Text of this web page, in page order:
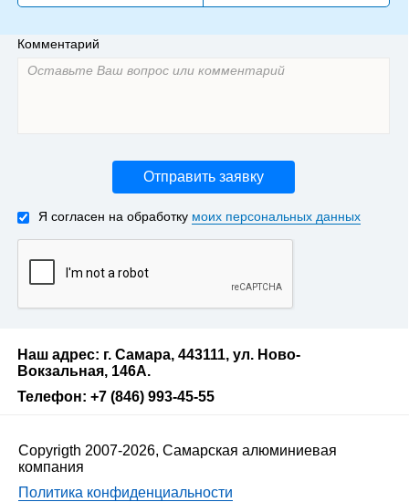
Комментарий
Отправить заявку
Я согласен на обработку моих персональных данных
Наш адрес: г. Самара, 443111, ул. Ново-
Вокзальная, 146А.
Телефон: +7 (846) 993-45-55
Copyrigth 2007-2026, Самарская алюминиевая
компания
Политика конфиденциальности